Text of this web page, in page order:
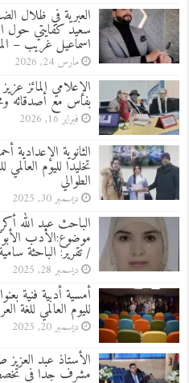
العبرية في ظلال
سعيد كفايتي حول
اسماعيل غريب –
مارس 24, 2026
الإعلامي المائز
بفاس مع أصدقائه
فبراير 16, 2026
الثانوية الإعدادية
تخليدا لليوم
الطوالي
ديسمبر 30, 2025
الباحث عبد الله
موضوع:الأدب
/ تقرير: الباحثة
ديسمبر 28, 2025
أمسية أدبية فنية
لليوم العالمي للغة
ديسمبر 20, 2025
الأستاذ عبد
مشرف جدا في تخصص